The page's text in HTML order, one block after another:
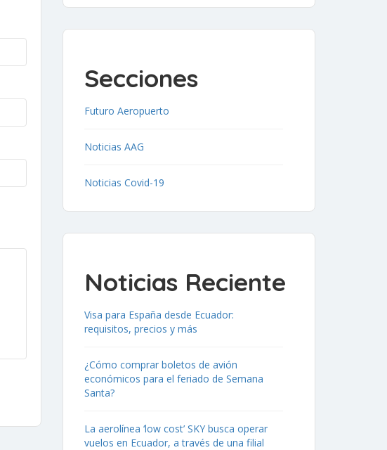
Secciones
Futuro Aeropuerto
Noticias AAG
Noticias Covid-19
Noticias Reciente
Visa para España desde Ecuador:
requisitos, precios y más
¿Cómo comprar boletos de avión
económicos para el feriado de Semana
Santa?
La aerolínea ‘low cost’ SKY busca operar
vuelos en Ecuador, a través de una filial